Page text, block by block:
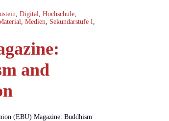
,Digital ,Hochschule
,Medien Sekundarstufe I
and
(EBU) Magazine: Buddhism